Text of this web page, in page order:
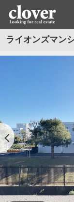
ライオンズマン